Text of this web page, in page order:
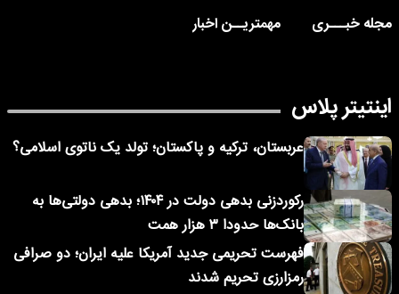
مجله خبـــری
مهمتریــن اخبار
اینتیتر پلاس
عربستان، ترکیه و پاکستان؛ تولد یک ناتوی اسلامی؟
رکوردزنی بدهی دولت در ۱۴۰۴؛ بدهی دولتی‌ها به
بانک‌ها حدودا ۳ هزار همت
فهرست تحریمی جدید آمریکا علیه ایران؛ دو صرافی
رمزارزی تحریم شدند